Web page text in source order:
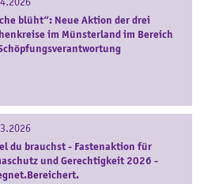
blüht“: Neue Aktion der drei
im Münsterland im Bereich
du brauchst - Fastenaktion für
und Gerechtigkeit 2026 -